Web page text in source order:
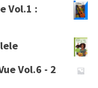
Vol.1 :
Vol.6 - 2